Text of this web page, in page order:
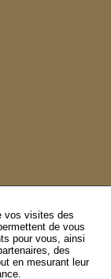
vos visites des
de vous
pour vous, ainsi
des
en mesurant leur